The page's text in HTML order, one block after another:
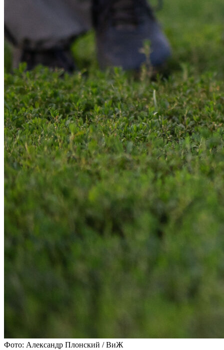
Фото: Александр Плонский / ВиЖ